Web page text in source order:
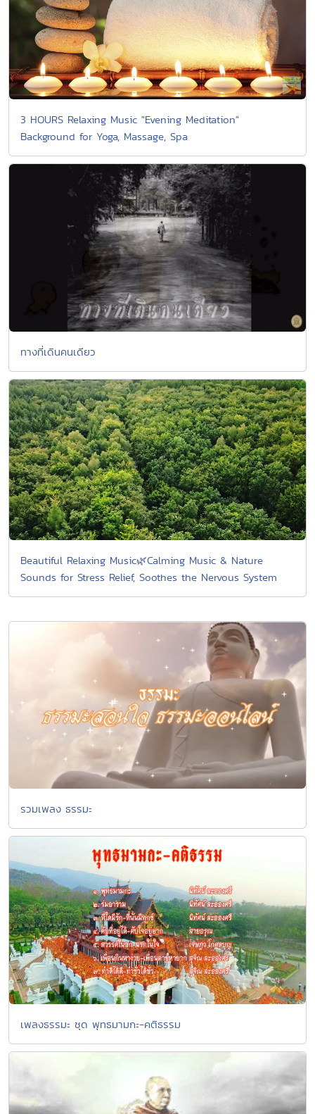
3 HOURS Relaxing Music "Evening Meditation"
Background for Yoga, Massage, Spa
ทางที่เดินคนเดียว
Beautiful Relaxing Music🌿Calming Music & Nature
Sounds for Stress Relief, Soothes the Nervous System
รวมเพลง ธรรมะ
เพลงธรรมะ ชุด พุทธมามกะ-คติธรรม